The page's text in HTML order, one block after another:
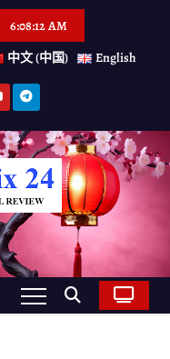
6:08:13 AM
中文 (中国) English